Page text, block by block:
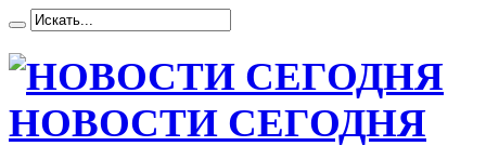
НОВОСТИ СЕГОДНЯ